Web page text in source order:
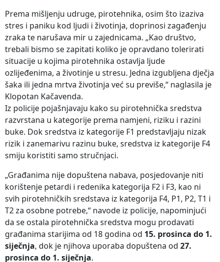
Prema mišljenju udruge, pirotehnika, osim što izaziva
stres i paniku kod ljudi i životinja, doprinosi zagađenju
zraka te narušava mir u zajednicama. „Kao društvo,
trebali bismo se zapitati koliko je opravdano tolerirati
situacije u kojima pirotehnika ostavlja ljude
ozlijeđenima, a životinje u stresu. Jedna izgubljena dječja
šaka ili jedna mrtva životinja već su previše,“ naglasila je
Klopotan Kačavenda.
Iz policije pojašnjavaju kako su pirotehnička sredstva
razvrstana u kategorije prema namjeni, riziku i razini
buke. Dok sredstva iz kategorije F1 predstavljaju nizak
rizik i zanemarivu razinu buke, sredstva iz kategorije F4
smiju koristiti samo stručnjaci.
„Građanima nije dopuštena nabava, posjedovanje niti
korištenje petardi i redenika kategorija F2 i F3, kao ni
svih pirotehničkih sredstava iz kategorija F4, P1, P2, T1 i
T2 za osobne potrebe,“ navode iz policije, napominjući
da se ostala pirotehnička sredstva mogu prodavati
građanima starijima od 18 godina od 15. prosinca do 1.
siječnja, dok je njihova uporaba dopuštena od 27.
prosinca do 1. siječnja.